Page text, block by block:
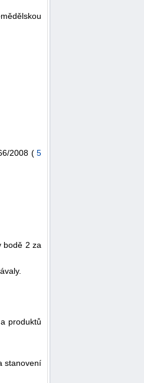
2008 ( 5
bodě 2 za
produktů
stanovení